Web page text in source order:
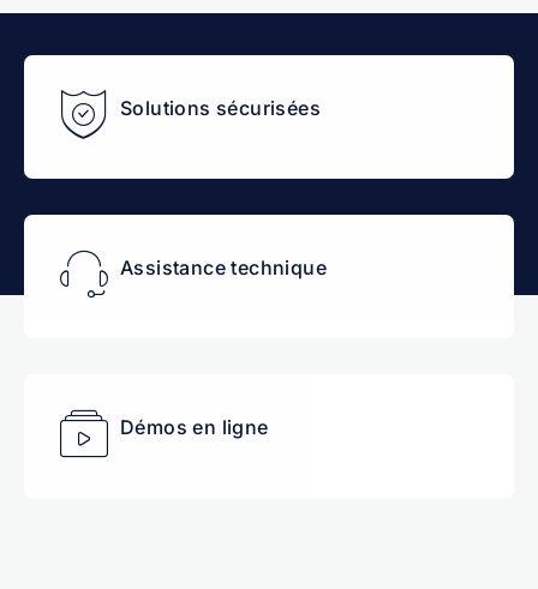
Solutions sécurisées
Assistance technique
Démos en ligne